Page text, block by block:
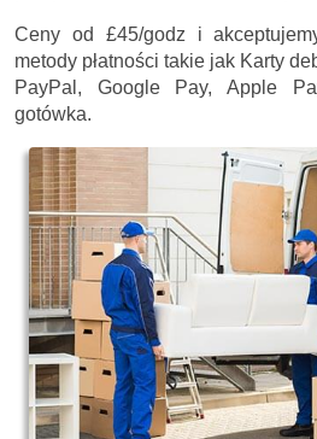
Ceny od £45/godz i
metody płatności takie jak Karty
PayPal, Google Pay, Apple
gotówka.